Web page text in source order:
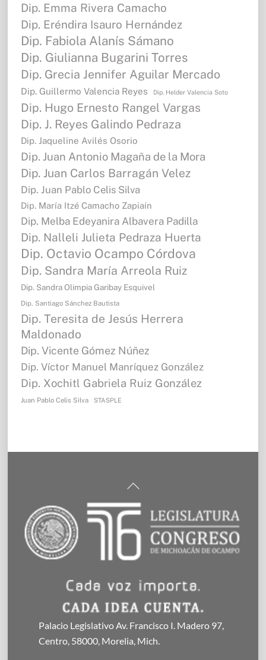
Dip. Emma Rivera Camacho
Dip. Eréndira Isauro Hernández
Dip. Fabiola Alanís Sámano
Dip. Giulianna Bugarini Torres
Dip. Grecia Jennifer Aguilar Mercado
Dip. Guillermo Valencia Reyes Dip. Helder Valencia Soto
Dip. Hugo Ernesto Rangel Vargas
Dip. J. Reyes Galindo Pedraza
Dip. Jaqueline Avilés Osorio
Dip. Juan Antonio Magaña de la Mora
Dip. Juan Carlos Barragán Velez
Dip. Juan Pablo Celis Silva
Dip. María Itzé Camacho Zapiaín
Dip. Melba Edeyanira Albavera Padilla
Dip. Nalleli Julieta Pedraza Huerta
Dip. Octavio Ocampo Córdova
Dip. Sandra María Arreola Ruiz
Dip. Sandra Olimpia Garibay Esquivel
Dip. Santiago Sánchez Bautista
Dip. Teresita de Jesús Herrera
Maldonado
Dip. Vicente Gómez Núñez
Dip. Víctor Manuel Manríquez González
Dip. Xochitl Gabriela Ruiz González
Juan Pablo Celis Silva STASPLE
Back
Top
Palacio Legislativo Av. Francisco I. Madero 97,
Centro, 58000, Morelia, Mich.